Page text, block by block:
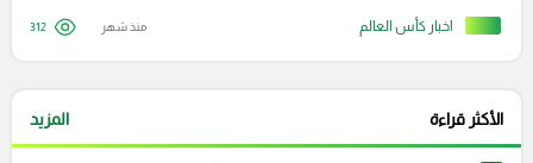
اخبار كأس العالم منذ شهر 312
الأكثر قراءة المزيد